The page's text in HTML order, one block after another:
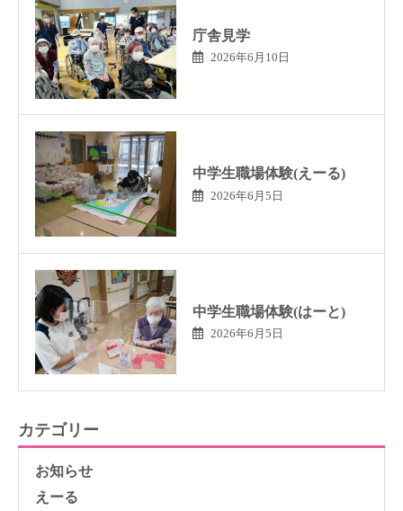
庁舎見学
2026年6月10日
中学生職場体験(えーる)
2026年6月5日
中学生職場体験(はーと)
2026年6月5日
カテゴリー
お知らせ
えーる